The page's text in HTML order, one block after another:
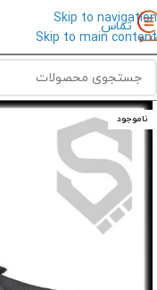
Skip to navigation
Skip to main content
تماس
ناموجود